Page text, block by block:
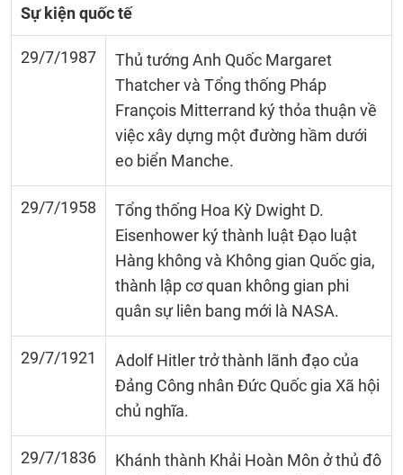
Sự kiện quốc tế
29/7/1987
Thủ tướng Anh Quốc Margaret
Thatcher và Tổng thống Pháp
François Mitterrand ký thỏa thuận về
việc xây dựng một đường hầm dưới
eo biển Manche.
29/7/1958
Tổng thống Hoa Kỳ Dwight D.
Eisenhower ký thành luật Đạo luật
Hàng không và Không gian Quốc gia,
thành lập cơ quan không gian phi
quân sự liên bang mới là NASA.
29/7/1921
Adolf Hitler trở thành lãnh đạo của
Đảng Công nhân Đức Quốc gia Xã hội
chủ nghĩa.
29/7/1836
Khánh thành Khải Hoàn Môn ở thủ đô